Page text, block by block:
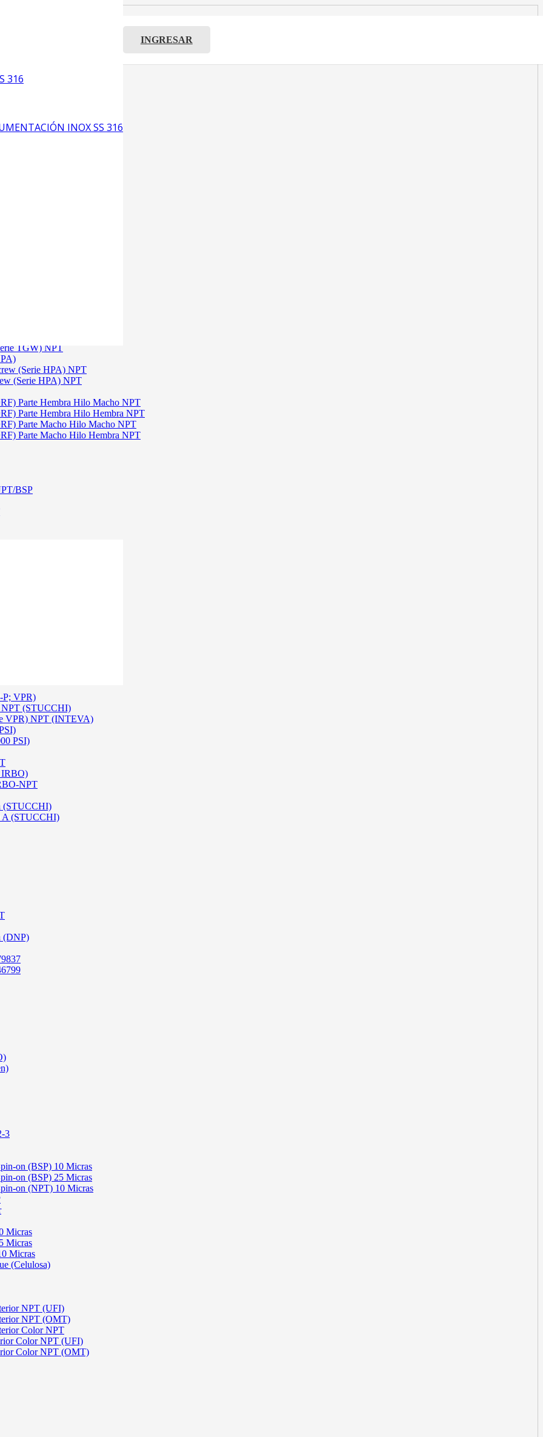
316
INOX SS 316
INGRESAR
TGW) NPT
(Serie HPA) NPT
(Serie HPA) NPT
Parte Hembra Hilo Macho NPT
Parte Hembra Hilo Hembra NPT
Parte Macho Hilo Macho NPT
Parte Macho Hilo Hembra NPT
BSP
SS 316
P; VPR)
NPT (STUCCHI)
VPR) NPT (INTEVA)
PSI)
IRBO)
NPT
(STUCCHI)
A (STUCCHI)
(DNP)
3
on (BSP) 10 Micras
on (BSP) 25 Micras
on (NPT) 10 Micras
Micras
Micras
Micras
(Celulosa)
NPT (UFI)
NPT (OMT)
Color NPT
Color NPT (UFI)
Color NPT (OMT)